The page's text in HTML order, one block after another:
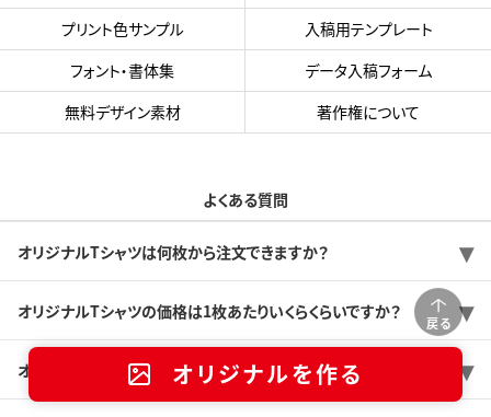
戻る
オリジナルを作る
プリント色サンプル
入稿用テンプレート
フォント・書体集
データ入稿フォーム
無料デザイン素材
著作権について
よくある質問
オリジナルTシャツは何枚から注文できますか？
オリジナルTシャツの価格は1枚あたりいくらくらいですか？
オリジナルTシャツは注文してから何日で出来ますか？